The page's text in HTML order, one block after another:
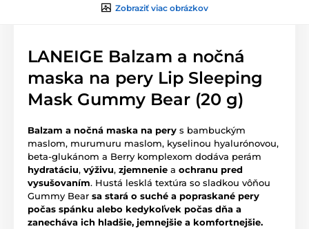
Zobraziť viac obrázkov
LANEIGE Balzam a nočná
maska na pery Lip Sleeping
Mask Gummy Bear (20 g)
Balzam a nočná maska na pery s bambuckým
maslom, murumuru maslom, kyselinou hyalurónovou,
beta-glukánom a Berry komplexom dodáva perám
hydratáciu, výživu, zjemnenie a ochranu pred
vysušovaním. Hustá lesklá textúra so sladkou vôňou
Gummy Bear sa stará o suché a popraskané pery
počas spánku alebo kedykoľvek počas dňa a
zanecháva ich hladšie, jemnejšie a komfortnejšie.